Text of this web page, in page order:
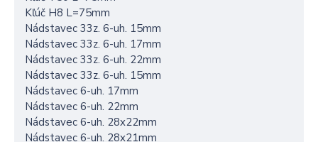
Kľúč H8 L=75mm
Nádstavec 33z. 6-uh. 15mm
Nádstavec 33z. 6-uh. 17mm
Nádstavec 33z. 6-uh. 22mm
Nádstavec 33z. 6-uh. 15mm
Nádstavec 6-uh. 17mm
Nádstavec 6-uh. 22mm
Nádstavec 6-uh. 28x22mm
Nádstavec 6-uh. 28x21mm